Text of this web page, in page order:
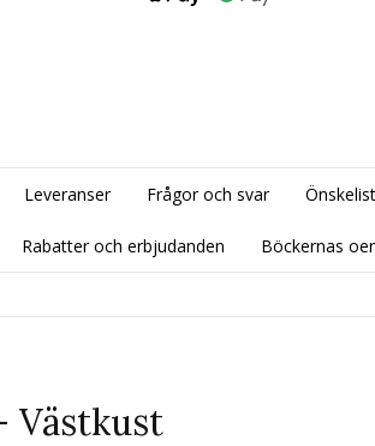
Leveranser Frågor och svar
Rabatter och erbjudanden Böckernas
Västkust